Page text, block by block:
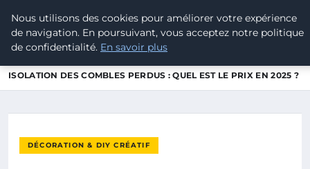
ELECTRODESTOCKS
ISOLATION DES COMBLES PERDUS : QUEL EST LE PRIX EN 2025 ?
DÉCORATION & DIY CRÉATIF
Nous utilisons des cookies pour améliorer votre expérience
de navigation. En poursuivant, vous acceptez notre politique
de confidentialité. En savoir plus